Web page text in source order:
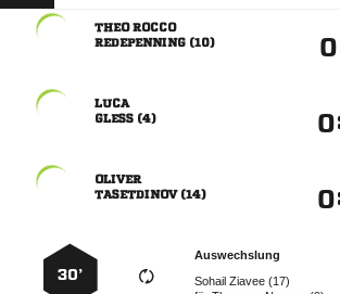

 
 


 


 
Auswechslung
  
30’